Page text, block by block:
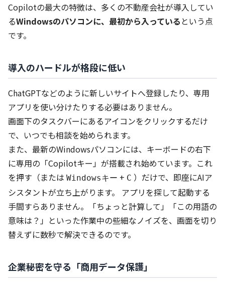
Copilotの最大の特徴は、多くの不動産会社が導入してい
るWindowsのパソコンに、最初から入っている という点
です。
導入のハードルが格段に低い
ChatGPTなどのように新しいサイトへ登録したり、専用
アプリを使い分けたりする必要はありません。
画面下のタスクバーにあるアイコンをクリックするだけ
で、いつでも相談を始められます。
また、最新のWindowsパソコンには、キーボードの右下
に専用の「Copilotキー」が搭載され始めています。これ
を押す（または Windowsキー + C ）だけで、即座にAIア
シスタントが立ち上がります。 アプリを探して起動する
手間すらありません。「ちょっと計算して」「この用語の
意味は？」といった作業中の些細なノイズを、画面を切り
替えずに数秒で解決できるのです。
企業秘密を守る「商用データ保護」